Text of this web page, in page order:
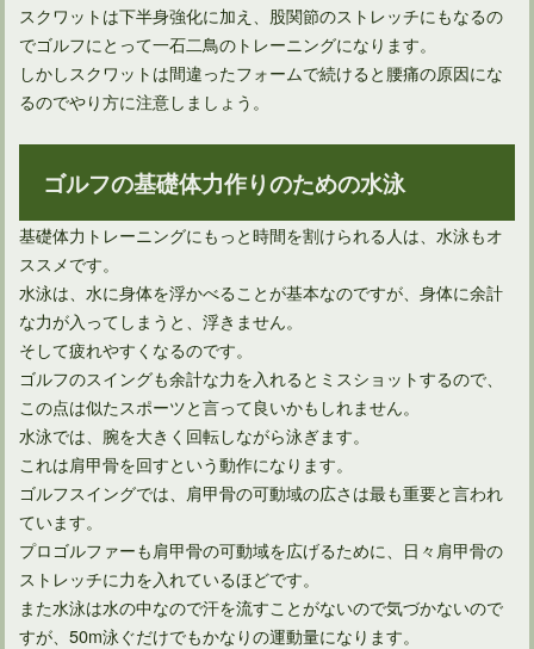
ゴルフスイングに必要な捻転差を深くするためのストレッチ
ゴルフラウンドや素振りでのカロリー消費量ってどのくらい？
ゴルフスイングで体が固いと感じるのストレッチ不足が原因
ゴルフが原因で左手親指の付け根が痛いなら治療第一を徹底！
スクワットは下半身強化に加え、股関節のストレッチにもなるの
でゴルフにとって一石二鳥のトレーニングになります。
しかしスクワットは間違ったフォームで続けると腰痛の原因にな
るのでやり方に注意しましょう。
ゴルフの基礎体力作りのための水泳
基礎体力トレーニングにもっと時間を割けられる人は、水泳もオ
ススメです。
水泳は、水に身体を浮かべることが基本なのですが、身体に余計
な力が入ってしまうと、浮きません。
そして疲れやすくなるのです。
ゴルフのスイングも余計な力を入れるとミスショットするので、
この点は似たスポーツと言って良いかもしれません。
水泳では、腕を大きく回転しながら泳ぎます。
これは肩甲骨を回すという動作になります。
ゴルフスイングでは、肩甲骨の可動域の広さは最も重要と言われ
ています。
プロゴルファーも肩甲骨の可動域を広げるために、日々肩甲骨の
ストレッチに力を入れているほどです。
また水泳は水の中なので汗を流すことがないので気づかないので
すが、50m泳ぐだけでもかなりの運動量になります。